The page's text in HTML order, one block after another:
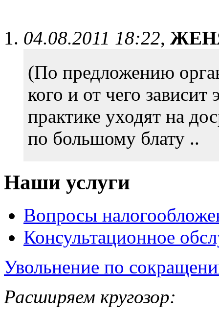
04.08.2011 18:22,
(По предложению
кого и от чего
практике уходят на
по большому блату ..
Наши услуги
Вопросы
Консультационное
Увольнение по
Расширяем кругозор: